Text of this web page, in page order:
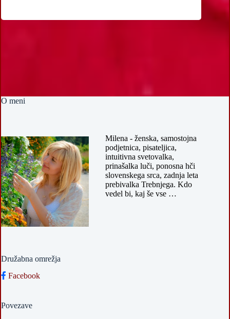
O meni
Milena - ženska, samostojna
podjetnica, pisateljica,
intuitivna svetovalka,
prinašalka luči, ponosna hči
slovenskega srca, zadnja leta
prebivalka Trebnjega. Kdo
vedel bi, kaj še vse …
Družabna omrežja
Facebook
Povezave